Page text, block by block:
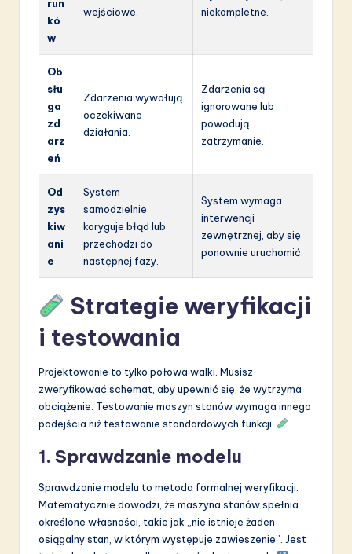
run
kó
w
wejściowe.
niekompletne.
Ob
słu
ga
zd
arz
eń
Zdarzenia wywołują
oczekiwane
działania.
Zdarzenia są
ignorowane lub
powodują
zatrzymanie.
Od
zys
kiw
ani
e
System
samodzielnie
koryguje błąd lub
przechodzi do
następnej fazy.
System wymaga
interwencji
zewnętrznej, aby się
ponownie uruchomić.
Strategie weryfikacji
i testowania
Projektowanie to tylko połowa walki. Musisz
zweryfikować schemat, aby upewnić się, że wytrzyma
obciążenie. Testowanie maszyn stanów wymaga innego
podejścia niż testowanie standardowych funkcji.
1. Sprawdzanie modelu
Sprawdzanie modelu to metoda formalnej weryfikacji.
Matematycznie dowodzi, że maszyna stanów spełnia
określone własności, takie jak „nie istnieje żaden
osiągalny stan, w którym występuje zawieszenie”. Jest